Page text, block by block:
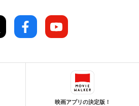
映画アプリの決定版！